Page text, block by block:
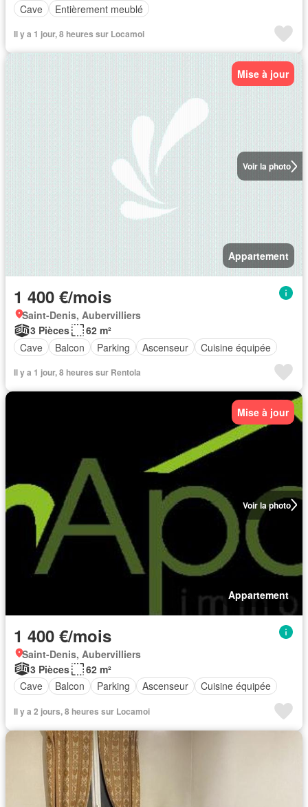
Cave
Entièrement meublé
Il y a 1 jour, 8 heures sur Locamoi
Voir la photo
Mise à jour
Appartement
1 400 €/mois
Saint-Denis, Aubervilliers
3 Pièces
62 m²
Cave
Balcon Parking Ascenseur Cuisine équipée
Il y a 1 jour, 8 heures sur Rentola
Voir la photo
Mise à jour
Appartement
1 400 €/mois
Saint-Denis, Aubervilliers
3 Pièces
62 m²
Cave
Balcon Parking Ascenseur Cuisine équipée
Il y a 2 jours, 8 heures sur Locamoi